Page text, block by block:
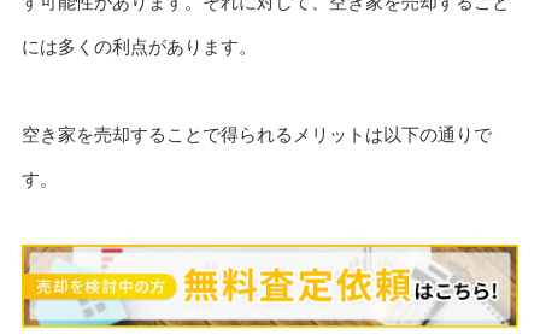
には多くの利点があります。
空き家を売却することで得られるメリットは以下の通りで
す。